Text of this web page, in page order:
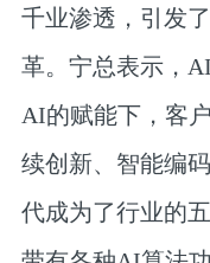
千业渗透，引发
革。宁总表示，
AI的赋能下，客
续创新、智能编
代成为了行业的